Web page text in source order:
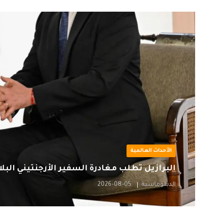
الأحداث العالمية
البرازيل تطلب مغادرة السفير الأرجنتيني
الدبلوماسية 2026-08-05